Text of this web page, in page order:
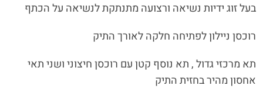
בעל זוג ידיות נשיאה ורצועה מתנתקת לנשיאה על הכתף
רוכסן ניילון לפתיחה חלקה לאורך התיק
תא מרכזי גדול , תא נוסף קטן עם רוכסן חיצוני ושני תאי
אחסון מהיר בחזית התיק